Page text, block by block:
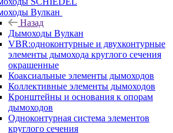
Вулкан
Назад
Дымоходы Вулкан
VBR:одноконтурные и двухконтурные
элементы дымохода круглого сечения
окрашенные
Коаксиальные элементы дымоходов
Коллективные элементы дымоходов
Кронштейны и основания к опорам
дымоходов
Одноконтурная система элементов
круглого сечения